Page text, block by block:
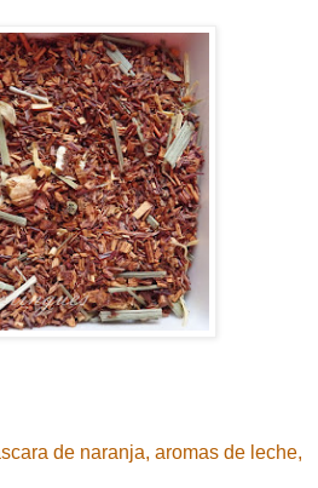
de naranja, aromas de leche,